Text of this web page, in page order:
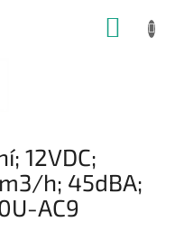
12VDC;
h; 45dBA;
AC9